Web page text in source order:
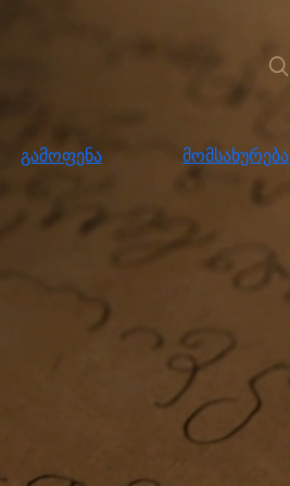
გამოფენა მომსახურება